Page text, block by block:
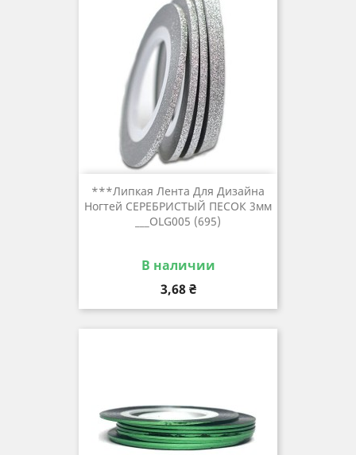
***Липкая Лента Для Дизайна
Ногтей СЕРЕБРИСТЫЙ ПЕСОК 3мм
___OLG005 (695)
В наличии
Цена
3,68 ₴